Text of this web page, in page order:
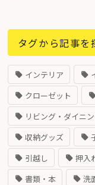
タグから記事を
インテリア
クローゼット
リビング・ダイニ
収納グッズ
引越し
押入
書類・本
洗